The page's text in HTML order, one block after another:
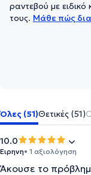
ραντεβού με
τους. Μάθε πώς
Όλες (51)Θετικές (51)
10.0
Ειρηνη• 1 αξιολόγηση
Άκουσε το